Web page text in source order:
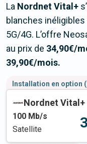
La Nordnet Vital+
blanches inéligibles
5G/4G. L’offre
au prix de 34,90€/
39,90€/mois.
Installation en option
Nordnet Vital+
100 Mb/s
Satellite